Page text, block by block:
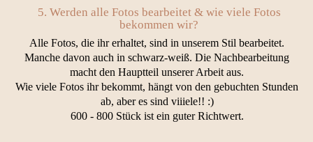
5. Werden alle Fotos bearbeitet & wie viele Fotos
bekommen wir?
Alle Fotos, die ihr erhaltet, sind in unserem Stil bearbeitet.
Manche davon auch in schwarz-weiß. Die Nachbearbeitung
macht den Hauptteil unserer Arbeit aus.
Wie viele Fotos ihr bekommt, hängt von den gebuchten Stunden
ab, aber es sind viiiele!! :)
600 - 800 Stück ist ein guter Richtwert.